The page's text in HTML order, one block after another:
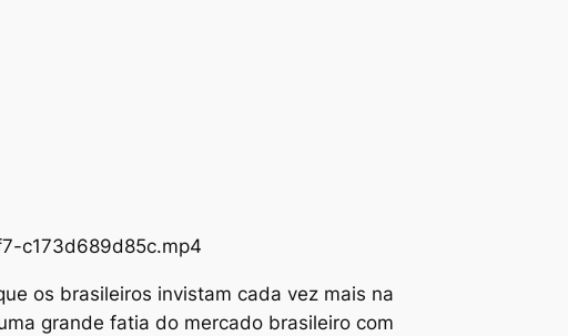
c173d689d85c.mp4
os brasileiros invistam cada vez mais na
grande fatia do mercado brasileiro com